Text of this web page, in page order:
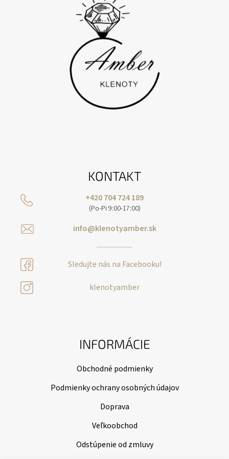
KONTAKT
+420 704 724 189
(Po-Pi 9:00-17:00)
info@klenotyamber.sk
Sledujte nás na Facebooku!
klenotyamber
INFORMÁCIE
Obchodné podmienky
Podmienky ochrany osobných údajov
Doprava
Veľkoobchod
Odstúpenie od zmluvy